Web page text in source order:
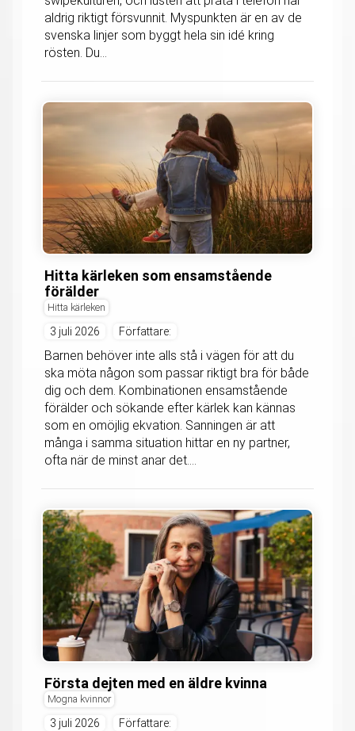
aldrig riktigt försvunnit. Myspunkten är en av de
svenska linjer som byggt hela sin idé kring
rösten. Du...
Hitta kärleken som ensamstående
förälder
Hitta kärleken
3 juli 2026 Författare:
Barnen behöver inte alls stå i vägen för att du
ska möta någon som passar riktigt bra för både
dig och dem. Kombinationen ensamstående
förälder och sökande efter kärlek kan kännas
som en omöjlig ekvation. Sanningen är att
många i samma situation hittar en ny partner,
ofta när de minst anar det....
Första dejten med en äldre kvinna
Mogna kvinnor
3 juli 2026 Författare: